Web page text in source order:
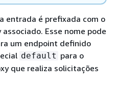
entrada é prefixada com o
Esse nome pode
um endpoint definido
default para o
que realiza solicitações